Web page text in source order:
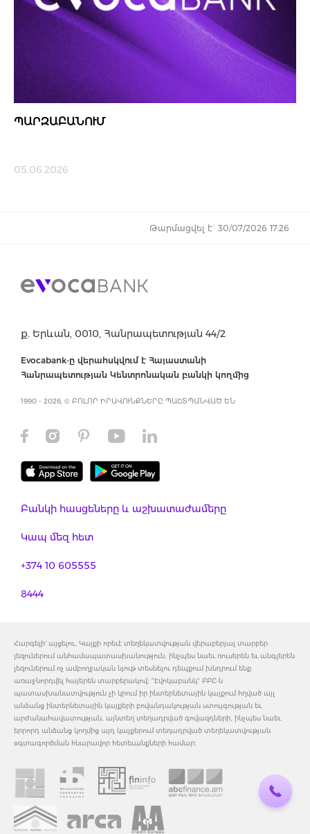
ՊԱՐԶԱԲԱՆՈՒՄ
05.06.2026
Թարմացվել է` 30/07/2026 17:26
ք. Երևան, 0010, Հանրապետության 44/2
Evocabank-ը վերահսկվում է Հայաստանի
Հանրապետության Կենտրոնական բանկի կողմից
1990 - 2026, © ԲՈԼՈՐ ԻՐԱՎՈՒՆՔՆԵՐԸ ՊԱՇՏՊԱՆՎԱԾ ԵՆ
Բանկի հասցեները և աշխատաժամերը
Կապ մեզ հետ
+374 10 605555
8444
Հարգելի' այցելու, Կայքի որեւէ տեղեկատվության վերաբերյալ տարբեր
լեզուներում անհամապատասխանություն, ինչպես նաեւ ռուսերեն եւ անգլերեն
լեզուներում ոչ ամբողջական նյութ տեսնելու դեպքում խնդրում ենք
առաջնորդվել հայերեն տարբերակով: "Էվոկաբանկ" ԲԲԸ-ն
պատասխանատվություն չի կրում իր ինտերնետային կայքում հղված այլ
անձանց ինտերնետային կայքերի բովանդակության ստույգության եւ
արժանահավատության, այնտեղ տեղադրված գովազդների, ինչպես նաեւ
երրորդ անձանց կողմից այդ կայքերում տեղադրված տեղեկատվության
օգտագործման հնարավոր հետեւանքների համար: